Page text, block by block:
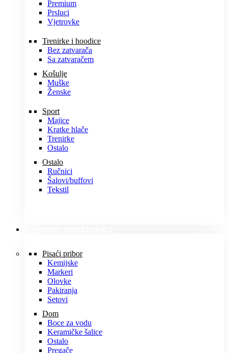
Premium
Prsluci
Vjetrovke
Trenirke i hoodice
Bez zatvarača
Sa zatvaračem
Košulje
Muške
Ženske
Sport
Majice
Kratke hlače
Trenirke
Ostalo
Ostalo
Ručnici
Šalovi/buffovi
Tekstil
Pisaći pribor
Kemijske
Markeri
Olovke
Pakiranja
Setovi
Dom
Boce za vodu
Keramičke šalice
Ostalo
Pregače